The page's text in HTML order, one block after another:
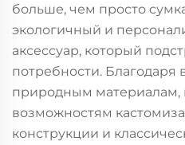
больше, чем просто
экологичный и
аксессуар, который
потребности. Благодаря
природным материалам,
возможностям
конструкции и